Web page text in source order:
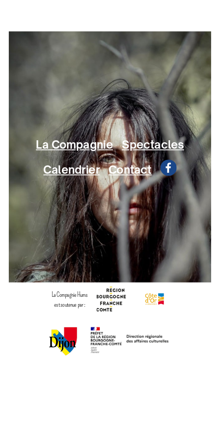
La Compagnie
Spectacles
Contact
Calendrier
La Compagnie Hums
est soutenue par :